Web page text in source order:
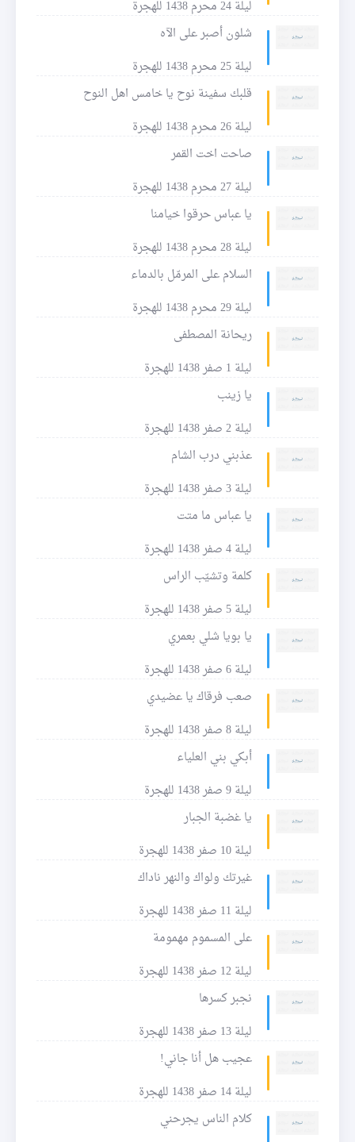
ليلة 24 محرم 1438 للهجرة
شلون أصبر على الآه
ليلة 25 محرم 1438 للهجرة
قلبك سفينة نوح يا خامس اهل النوح
ليلة 26 محرم 1438 للهجرة
صاحت اخت القمر
ليلة 27 محرم 1438 للهجرة
يا عباس حرقوا خيامنا
ليلة 28 محرم 1438 للهجرة
السلام على المرمّل بالدماء
ليلة 29 محرم 1438 للهجرة
ريحانة المصطفى
ليلة 1 صفر 1438 للهجرة
يا زينب
ليلة 2 صفر 1438 للهجرة
عذبني درب الشام
ليلة 3 صفر 1438 للهجرة
يا عباس ما متت
ليلة 4 صفر 1438 للهجرة
كلمة وتشيّب الراس
ليلة 5 صفر 1438 للهجرة
يا بويا شلي بعمري
ليلة 6 صفر 1438 للهجرة
صعب فرقاك يا عضيدي
ليلة 8 صفر 1438 للهجرة
أبكي بني العلياء
ليلة 9 صفر 1438 للهجرة
يا غضبة الجبار
ليلة 10 صفر 1438 للهجرة
غيرتك ولواك والنهر ناداك
ليلة 11 صفر 1438 للهجرة
على المسموم مهمومة
ليلة 12 صفر 1438 للهجرة
نجبر كسرها
ليلة 13 صفر 1438 للهجرة
عجيب هل أنا جاني!
ليلة 14 صفر 1438 للهجرة
كلام الناس يجرحني